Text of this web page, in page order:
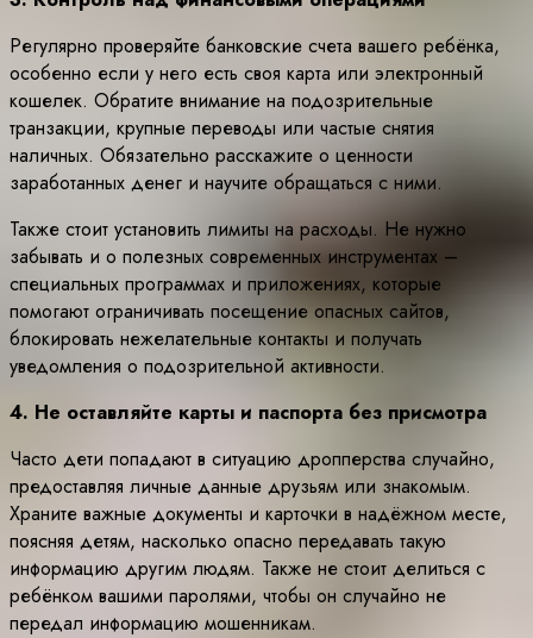
Регулярно проверяйте банковские счета вашего ребёнка,
особенно если у него есть своя карта или электронный
кошелек. Обратите внимание на подозрительные
транзакции, крупные переводы или частые снятия
наличных. Обязательно расскажите о ценности
заработанных денег и научите обращаться с ними.
Также стоит установить лимиты на расходы. Не нужно
забывать и о полезных современных инструментах –
специальных программах и приложениях, которые
помогают ограничивать посещение опасных сайтов,
блокировать нежелательные контакты и получать
уведомления о подозрительной активности.
4. Не оставляйте карты и паспорта без присмотра
Часто дети попадают в ситуацию дропперства случайно,
предоставляя личные данные друзьям или знакомым.
Храните важные документы и карточки в надёжном месте,
поясняя детям, насколько опасно передавать такую
информацию другим людям. Также не стоит делиться с
ребёнком вашими паролями, чтобы он случайно не
передал информацию мошенникам.